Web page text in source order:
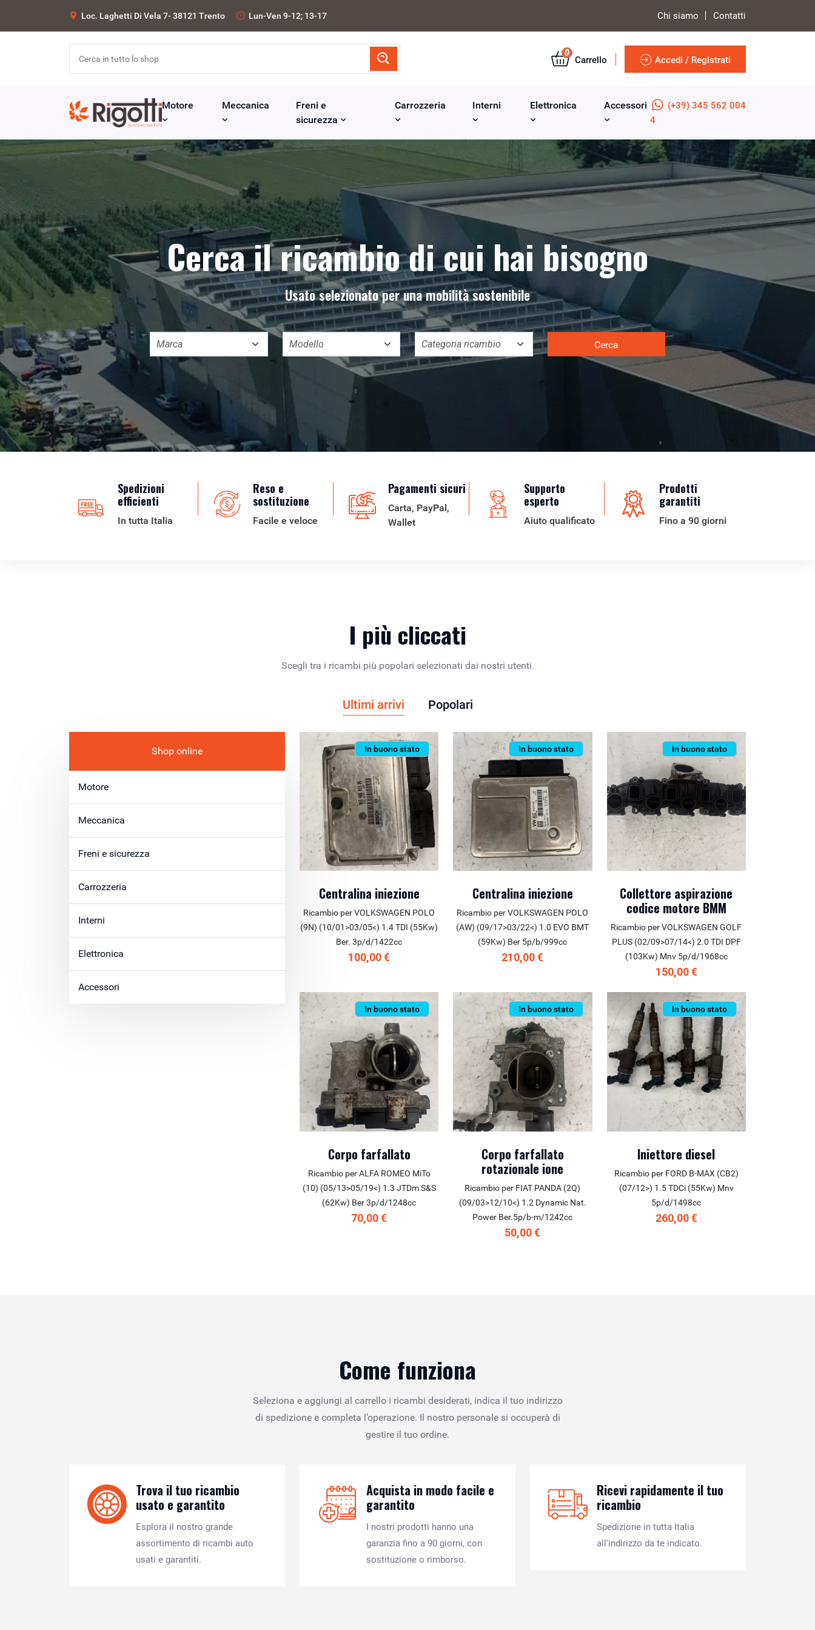
Loc. Laghetti Di Vela 7- 38121 Trento Lun-Ven 9-12; 13-17 Chi siamo Contatti
0
Carrello Accedi / Registrati
Motore Meccanica
Freni e
sicurezza
Carrozzeria Interni Elettronica Accessori
(+39) 345 562 004
4
Cerca il ricambio di cui hai bisogno
Usato selezionato per una mobilità sostenibile
Cerca
Spedizioni
efficienti
In tutta Italia
Reso e
sostituzione
Facile e veloce
Pagamenti sicuri
Carta, PayPal,
Wallet
Supporto
esperto
Aiuto qualificato
Prodotti
garantiti
Fino a 90 giorni
I più cliccati
Scegli tra i ricambi più popolari selezionati dai nostri utenti.
Ultimi arrivi Popolari
Shop online
Motore
Meccanica
Freni e sicurezza
Carrozzeria
Interni
Elettronica
Accessori
In buono stato
Centralina iniezione
Ricambio per VOLKSWAGEN POLO
(9N) (10/01>03/05<) 1.4 TDI (55Kw)
Ber. 3p/d/1422cc
100,00 €
In buono stato
Centralina iniezione
Ricambio per VOLKSWAGEN POLO
(AW) (09/17>03/22<) 1.0 EVO BMT
(59Kw) Ber 5p/b/999cc
210,00 €
In buono stato
Collettore aspirazione
codice motore BMM
Ricambio per VOLKSWAGEN GOLF
PLUS (02/09>07/14<) 2.0 TDI DPF
(103Kw) Mnv 5p/d/1968cc
150,00 €
In buono stato
Corpo farfallato
Ricambio per ALFA ROMEO MiTo
(10) (05/13>05/19<) 1.3 JTDm S&S
(62Kw) Ber 3p/d/1248cc
70,00 €
In buono stato
Corpo farfallato
rotazionale ione
Ricambio per FIAT PANDA (2Q)
(09/03>12/10<) 1.2 Dynamic Nat.
Power Ber.5p/b-m/1242cc
50,00 €
In buono stato
Iniettore diesel
Ricambio per FORD B-MAX (CB2)
(07/12>) 1.5 TDCi (55Kw) Mnv
5p/d/1498cc
260,00 €
Come funziona
Seleziona e aggiungi al carrello i ricambi desiderati, indica il tuo indirizzo
di spedizione e completa l’operazione. Il nostro personale si occuperà di
gestire il tuo ordine.
Trova il tuo ricambio
usato e garantito
Esplora il nostro grande
assortimento di ricambi auto
usati e garantiti.
Acquista in modo facile e
garantito
I nostri prodotti hanno una
garanzia fino a 90 giorni, con
sostituzione o rimborso.
Ricevi rapidamente il tuo
ricambio
Spedizione in tutta Italia
all'indirizzo da te indicato.